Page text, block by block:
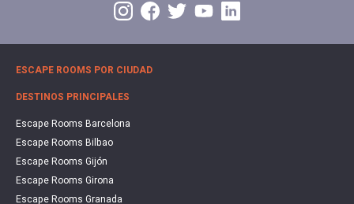
ESCAPE ROOMS POR CIUDAD
DESTINOS PRINCIPALES
Escape Rooms Barcelona
Escape Rooms Bilbao
Escape Rooms Gijón
Escape Rooms Girona
Escape Rooms Granada